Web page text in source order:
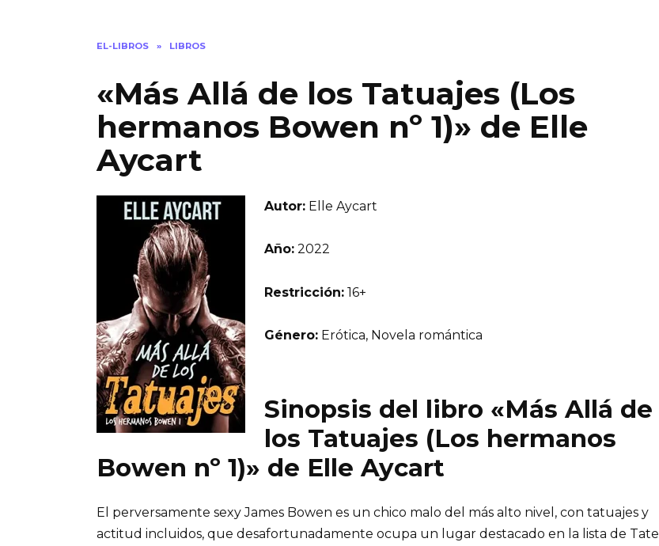
EL-LIBROS » LIBROS
«Más Allá de los Tatuajes (Los
hermanos Bowen nº 1)» de Elle
Aycart
Autor: Elle Aycart
Año: 2022
Restricción: 16+
Género: Erótica, Novela romántica
Sinopsis del libro «Más Allá de
los Tatuajes (Los hermanos
Bowen nº 1)» de Elle Aycart
El perversamente sexy James Bowen es un chico malo del más alto nivel, con tatuajes y
actitud incluidos, que desafortunadamente ocupa un lugar destacado en la lista de Tate